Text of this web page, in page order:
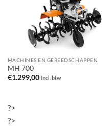
MACHINES EN GEREEDSCHAPPEN
MH 700
€1.299,00 Incl. btw
?>
?>